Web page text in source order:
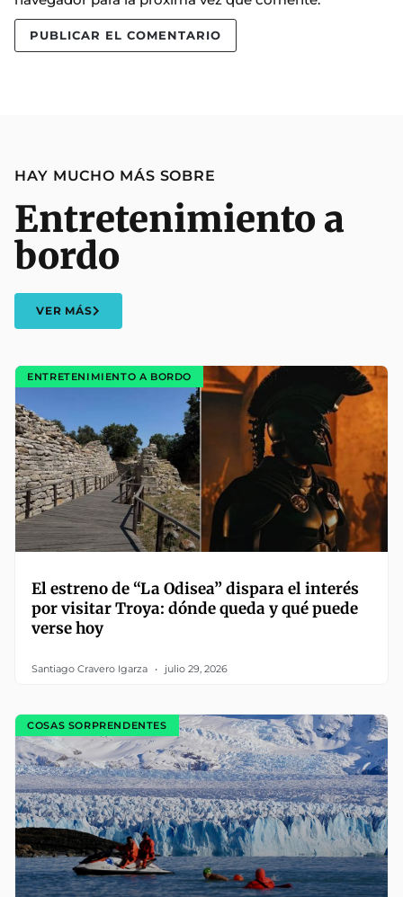
HAY MUCHO MÁS SOBRE
Entretenimiento a
bordo
VER MÁS
ENTRETENIMIENTO A BORDO
El estreno de “La Odisea” dispara el interés
por visitar Troya: dónde queda y qué puede
verse hoy
Santiago Cravero Igarza julio 29, 2026
COSAS SORPRENDENTES